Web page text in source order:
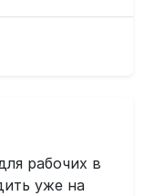
рабочих в
уже на